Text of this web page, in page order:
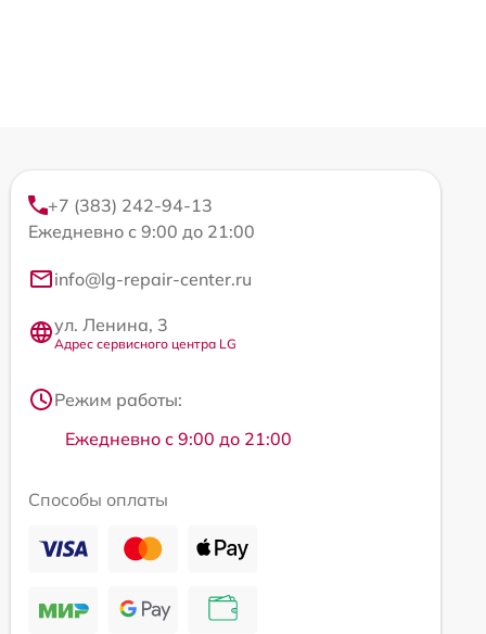
+7 (383) 242-94-13
Ежедневно с 9:00 до 21:00
info@lg-repair-center.ru
ул. Ленина, 3
Адрес сервисного центра LG
Режим работы:
Ежедневно с 9:00 до 21:00
Способы оплаты